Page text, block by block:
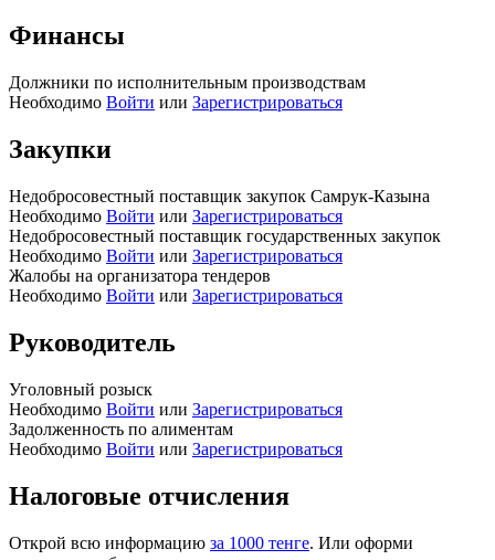
Финансы
Должники по исполнительным производствам
Необходимо Войти или Зарегистрироваться
Закупки
Недобросовестный поставщик закупок Самрук-Казына
Необходимо Войти или Зарегистрироваться
Недобросовестный поставщик государственных закупок
Необходимо Войти или Зарегистрироваться
Жалобы на организатора тендеров
Необходимо Войти или Зарегистрироваться
Руководитель
Уголовный розыск
Необходимо Войти или Зарегистрироваться
Задолженность по алиментам
Необходимо Войти или Зарегистрироваться
Налоговые отчисления
Открой всю информацию за 1000 тенге. Или оформи